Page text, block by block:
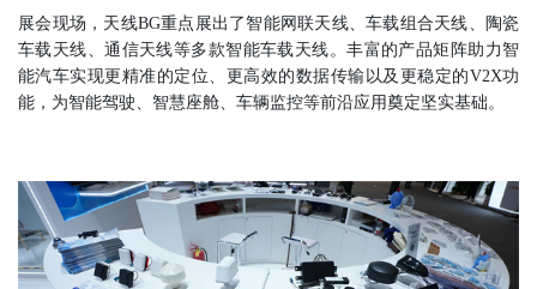
展会现场，天线BG重点展出了智能网联天线、车载组合天线、陶瓷
车载天线、通信天线等多款智能车载天线。丰富的产品矩阵助力智
能汽车实现更精准的定位、更高效的数据传输以及更稳定的V2X功
能，为智能驾驶、智慧座舱、车辆监控等前沿应用奠定坚实基础。